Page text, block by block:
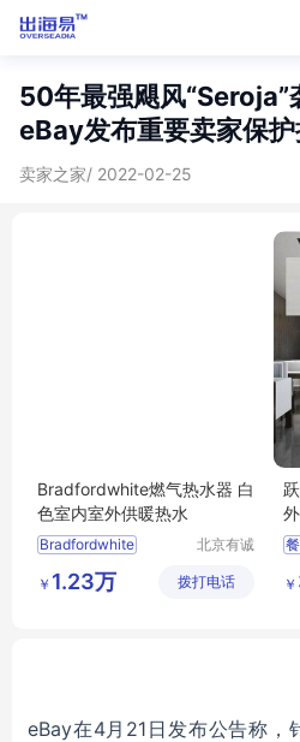
50年最强飓风“Seroja”
eBay发布重要卖家保护
卖家之家/ 2022-02-25
Bradfordwhite燃气热水器 白
色室内室外供暖热水
Bradfordwhite
北京有诚
公司
￥ 1.23万 拨打电话 ￥
eBay在4月21日发布公告称，